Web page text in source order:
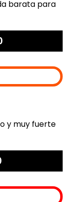
barata para
y muy fuerte